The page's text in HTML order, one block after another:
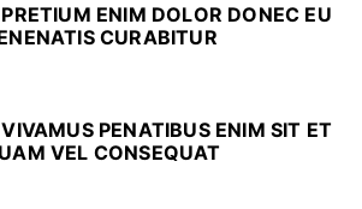
ENIM DOLOR DONEC EU
CURABITUR
PENATIBUS ENIM SIT ET
VEL CONSEQUAT